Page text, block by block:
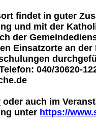
findet in guter
und mit der
der
Einsatzorte an
040/30620-
oder auch im
unter https://